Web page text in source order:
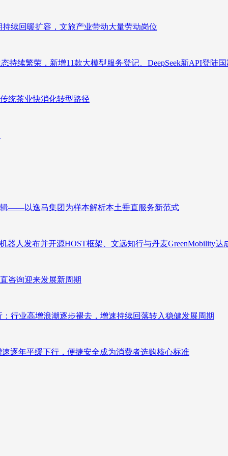
续回暖扩容，文旅产业带动大量劳动岗位
续繁荣，新增11款大模型服务登记、DeepSeek新API登陆
统茶业快消化转型路径
——以逸马集团为样本解析本土垂直服务新范式
器人发布并开源HOST框架、文远知行与丹麦GreenMobility达
咨询迎来发展新周期
行业高增浪潮逐步褪去，增速持续回落转入稳健发展周期
逐年平缓下行，便捷安全成为消费者选购核心标准